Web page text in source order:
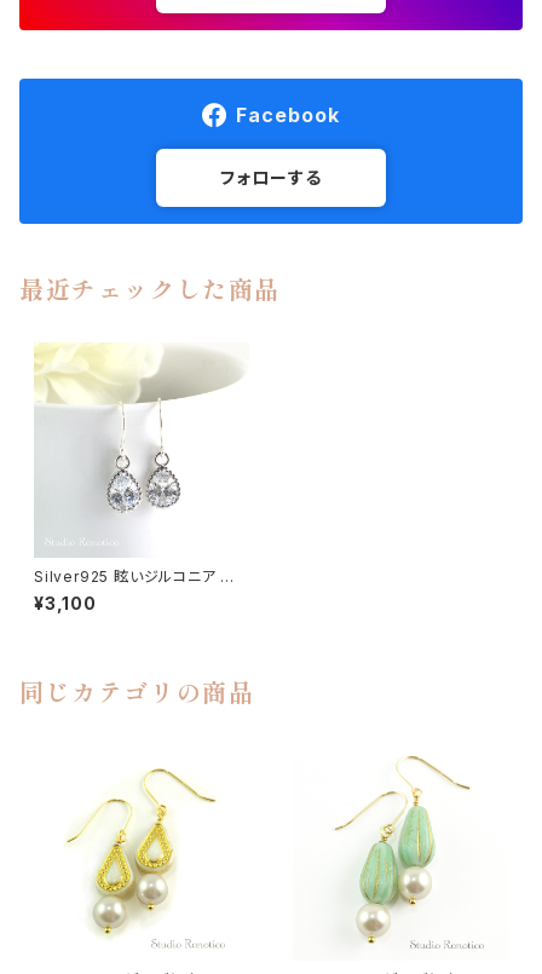
Facebook
フォローする
最近チェックした商品
Silver925 眩いジルコニア 雫
ピアス イヤリング pi-153
¥3,100
同じカテゴリの商品